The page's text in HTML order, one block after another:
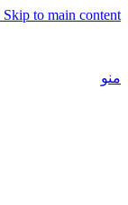
Skip to main content
منو